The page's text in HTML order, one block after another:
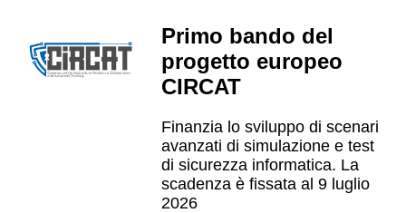
Primo bando del
progetto europeo
CIRCAT
Finanzia lo sviluppo di scenari
avanzati di simulazione e test
di sicurezza informatica. La
scadenza è fissata al 9 luglio
2026